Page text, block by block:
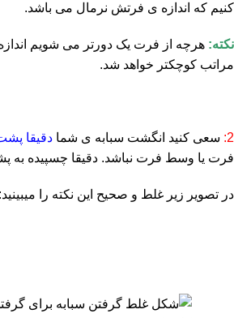
کنیم که اندازه ی فرتش نرمال می باشد.
نکته: هرچه از فرت یک دورتر می شویم
مراتب کوچکتر خواهد شد.
2: سعی کنید انگشت سبابه ی شما دقیقا
فرت یا وسط فرت نباشد. دقیقا چسپیده به
در تصویر زیر غلط و صحیح این نکته را میبینید: